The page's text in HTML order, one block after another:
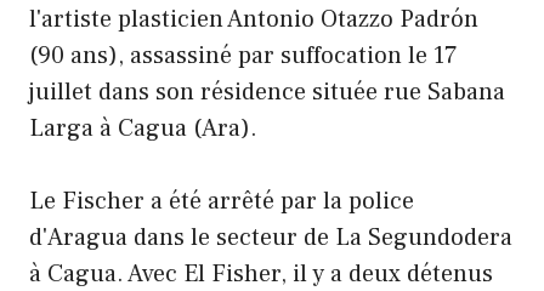
l'artiste plasticien Antonio Otazzo Padrón
(90 ans), assassiné par suffocation le 17
juillet dans son résidence située rue Sabana
Larga à Cagua (Ara).
Le Fischer a été arrêté par la police
d'Aragua dans le secteur de La Segundodera
à Cagua. Avec El Fisher, il y a deux détenus